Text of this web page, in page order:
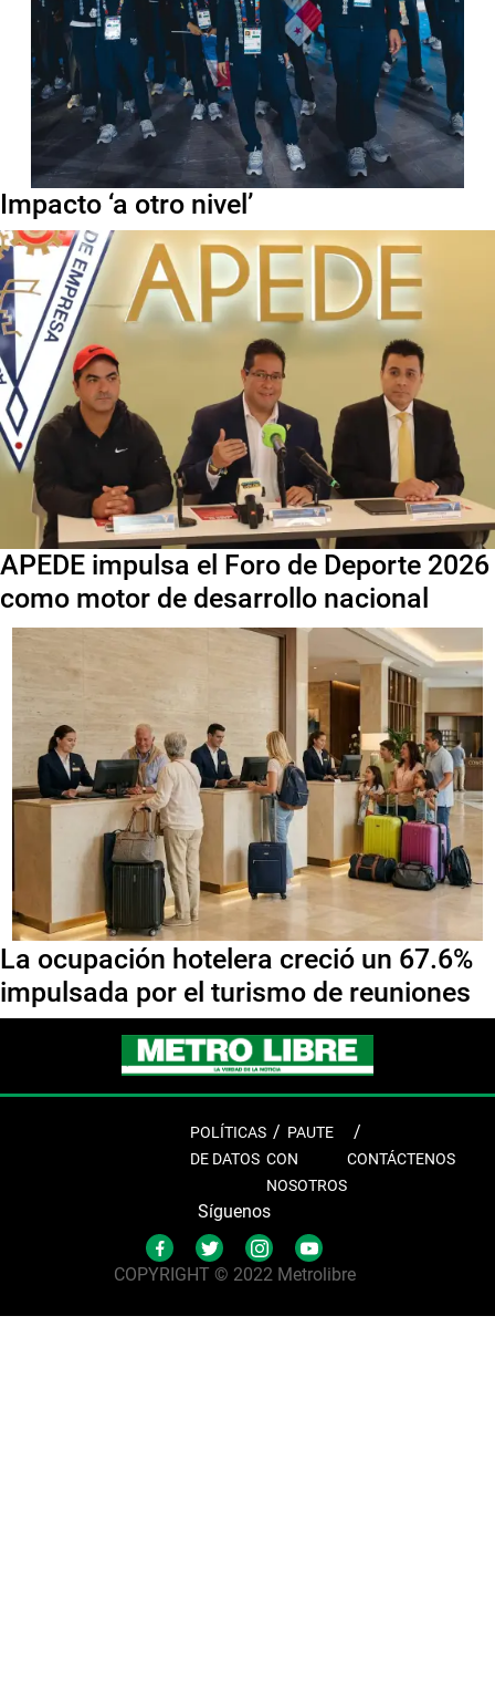
Impacto ‘a otro nivel’
APEDE impulsa el Foro de Deporte 2026
como motor de desarrollo nacional
La ocupación hotelera creció un 67.6%
impulsada por el turismo de reuniones
POLÍTICAS
DE DATOS
PAUTE
CON
NOSOTROS
CONTÁCTENOS
Síguenos
COPYRIGHT © 2022 Metrolibre